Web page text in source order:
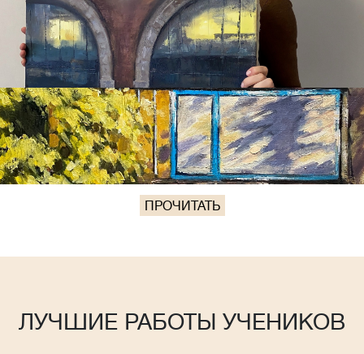
ПРОЧИТАТЬ
ЛУЧШИЕ РАБОТЫ УЧЕНИКОВ